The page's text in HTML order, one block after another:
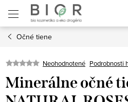
obsah
Očné tiene
Neohodnotené Podrobnosti
Minerálne očné